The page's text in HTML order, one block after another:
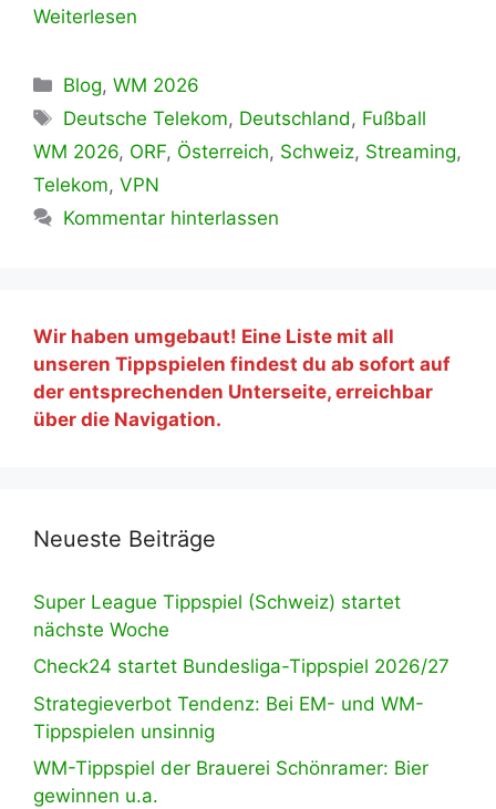
Weiterlesen
Kategorien
Blog,WM 2026
Schlagwörter
Deutsche Telekom, Deutschland , Fußball
WM 2026, ORF, Österreich, Schweiz, Streaming,
Telekom, VPN
Kommentar hinterlassen
Wir haben umgebaut! Eine Liste mit all
unseren Tippspielen findest du ab sofort auf
der entsprechenden Unterseite, erreichbar
über die Navigation.
Neueste Beiträge
Super League Tippspiel (Schweiz) startet
nächste Woche
Check24 startet Bundesliga-Tippspiel 2026/27
Strategieverbot Tendenz: Bei EM- und WM-
Tippspielen unsinnig
WM-Tippspiel der Brauerei Schönramer: Bier
gewinnen u.a.